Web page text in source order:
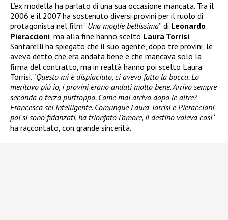
L’ex modella ha parlato di una sua occasione mancata. Tra il
2006 e il 2007 ha sostenuto diversi provini per il ruolo di
protagonista nel film “Una moglie bellissima” di Leonardo
Pieraccioni, ma alla fine hanno scelto Laura Torrisi.
Santarelli ha spiegato che il suo agente, dopo tre provini, le
aveva detto che era andata bene e che mancava solo la
firma del contratto, ma in realtà hanno poi scelto Laura
Torrisi. “Questo mi è dispiaciuto, ci avevo fatto la bocca. Lo
meritavo più io, i provini erano andati molto bene. Arrivo sempre
seconda o terza purtroppo. Come mai arrivo dopo le altre?
Francesca sei intelligente. Comunque Laura Torrisi e Pieraccioni
poi si sono fidanzati, ha trionfato l’amore, il destino voleva così“
ha raccontato, con grande sincerità.